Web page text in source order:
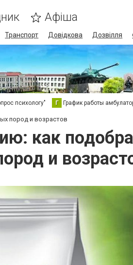
Афіша
Транспорт Довідкова Дозвілля
психологу" Г График работы
пород и возрастов
как
и